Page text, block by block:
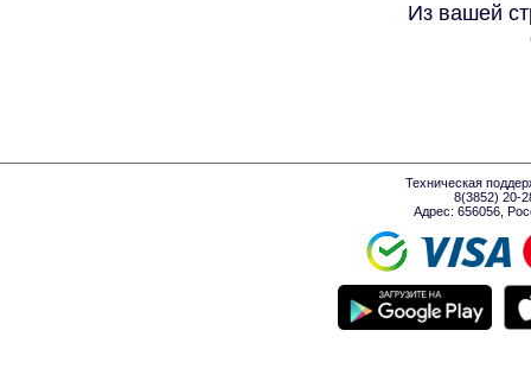
Из вашей
Техническая
8(3852) 20-
Адрес: 656056,